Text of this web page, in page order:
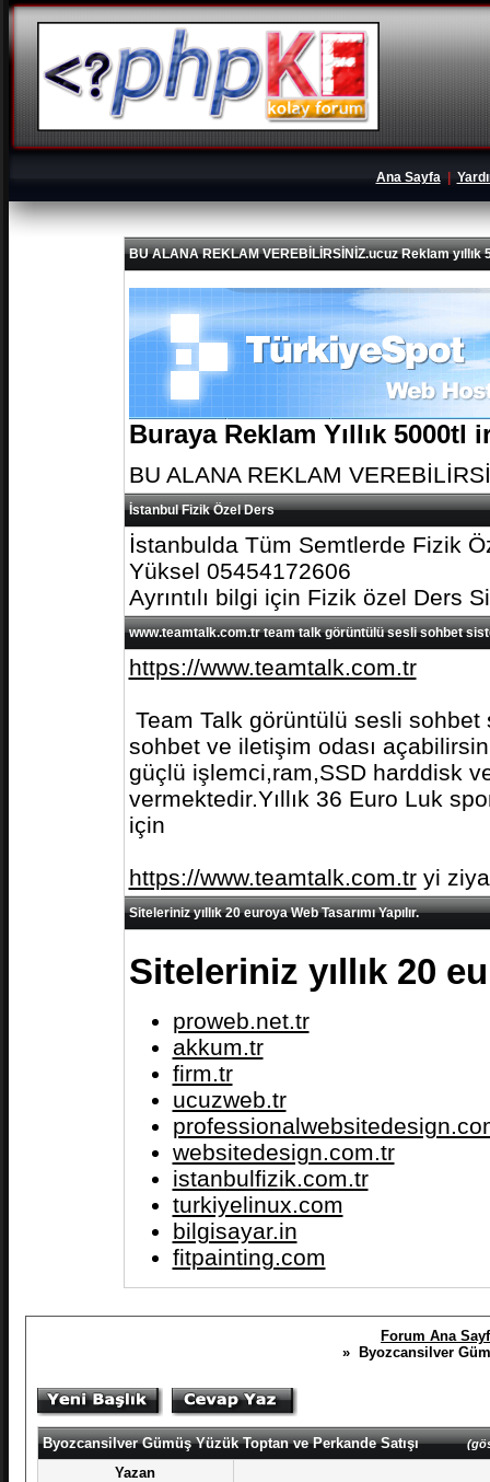
Ana Sayfa|
BU ALANA REKLAM VEREBİLİRSİNİZ.ucuz Reklam yıllık
Buraya Reklam Yıllık
BU ALANA REKLAM
İstanbul Fizik Özel Ders
İstanbulda Tüm Semtlerde Fizik
Yüksel 05454172606
Ayrıntılı bilgi için Fizik özel Ders
www.teamtalk.com.tr team talk görüntülü sesli sohbet
https://www.teamtalk.com.tr
Team Talk görüntülü sesli
sohbet ve iletişim odası
güçlü işlemci,ram,SSD harddisk
vermektedir.Yıllık 36 Euro Luk
için
https://www.teamtalk.com.tryi
Siteleriniz yıllık 20 euroya Web Tasarımı Yapılır.
Siteleriniz yıllık 20
proweb.net.tr
akkum.tr
firm.tr
ucuzweb.tr
websitedesign.com.tr
istanbulfizik.com.tr
turkiyelinux.com
bilgisayar.in
fitpainting.com
Forum Ana
» Byozcansilver
Byozcansilver Gümüş Yüzük Toptan ve Perkande Satışı
Yazan